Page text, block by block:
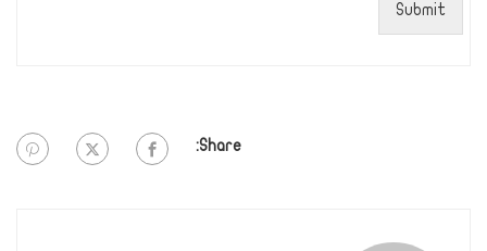
Submit
Share: